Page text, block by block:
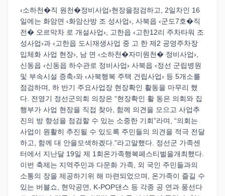
‹소하천�직 원천�정비사업›현장을점검하고, 2일차인 16
일에는 화암면 ‹화암산방 조 성사업›, 사북읍 ‹군도7호�직
전� 오르막차 로 개설사업›, 고한읍 ‹고한12리 주차타워 조
성사업›과 ‹고한읍 도시재생사업 중 고 한 제2 공영주차장
입체화 사업 현장›, 남 면 ‹소하천�자미원천� 정비사업›,
신동읍 ‹신동읍 하수관로 정비사업› 사북읍 ‹정선 군립병원
및 부속시설 증축›와 ‹사북행복 주택 건립사업› 등 5개소를
점검하며, 하 반기 주요사업장 현장확인 활동을 마무리 했
다. 전영기 정선군의회 의장은 “현장확인 활 동은 의회와 집
행부가 사업 현장을 직접 찾아, 함께 의견을 모으고 사업추
진의 방 향성을 점검할 수 있는 소중한 기회”라며, “의회는
사업이 원활히 추진될 수 있도록 주민들의 의견을 적극 전달
하고, 함께 대 안을모색하겠다.”라고말했다. 정선군 가족센
터에서 지난달 19일 제 1회온가족행복페스티벌을개최했다.
이번 축제는 지역주민과 다문화 가족, 외 국인 주민들과의
소통의 장을 제공하기위 해 마련되었으며, 온가족이 즐길 수
있는 버블쇼, 현악공연, K-POP댄스 등 각종 공 연과 풍선다